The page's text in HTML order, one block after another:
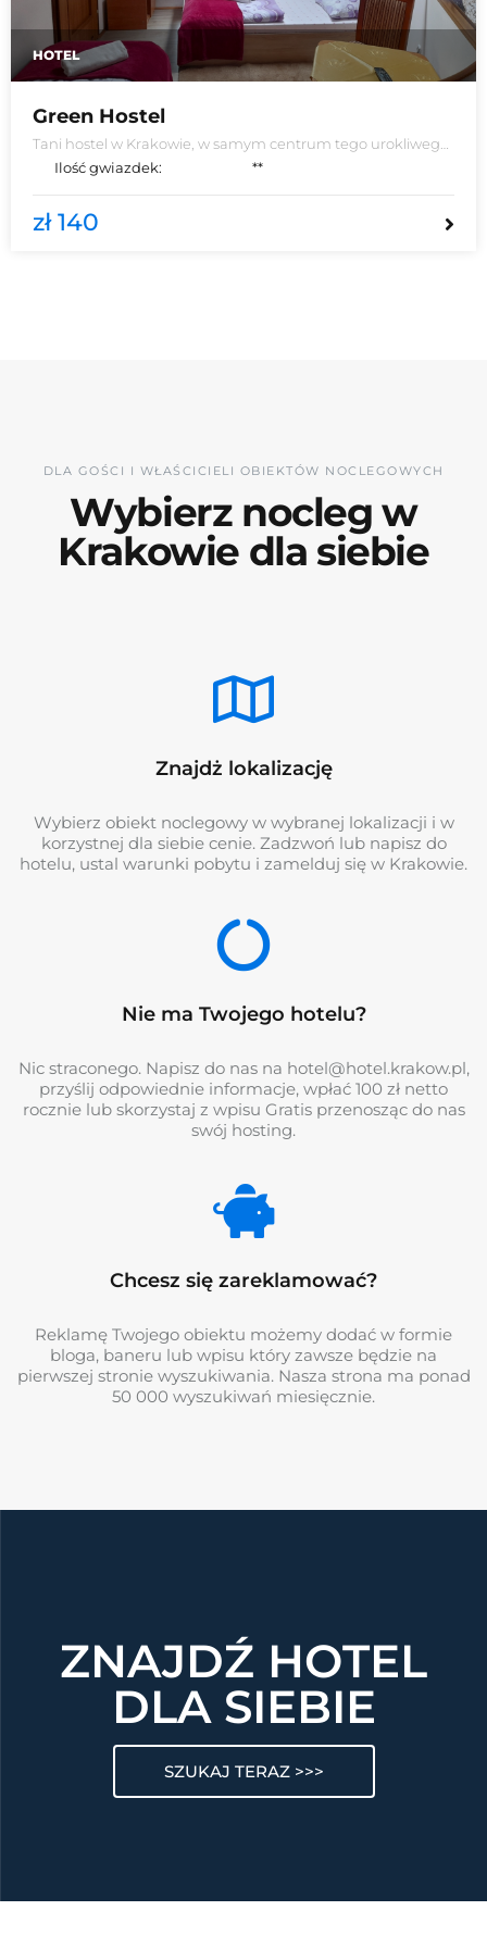
HOTEL
Green Hostel
Tani hostel w Krakowie, w samym centrum tego urokliwego
miasta. Zlokalizowany w zabytkowej kamienicy w samym
centrum Krakowa, na Kazimierzu.
Ilość gwiazdek: **
zł 140
DLA GOŚCI I WŁAŚCICIELI OBIEKTÓW NOCLEGOWYCH
Wybierz nocleg w
Krakowie dla siebie
Znajdż lokalizację
Wybierz obiekt noclegowy w wybranej lokalizacji i w
korzystnej dla siebie cenie. Zadzwoń lub napisz do
hotelu, ustal warunki pobytu i zamelduj się w Krakowie.
Nie ma Twojego hotelu?
Nic straconego. Napisz do nas na hotel@hotel.krakow.pl,
przyślij odpowiednie informacje, wpłać 100 zł netto
rocznie lub skorzystaj z wpisu Gratis przenosząc do nas
swój hosting.
Chcesz się zareklamować?
Reklamę Twojego obiektu możemy dodać w formie
bloga, baneru lub wpisu który zawsze będzie na
pierwszej stronie wyszukiwania. Nasza strona ma ponad
50 000 wyszukiwań miesięcznie.
ZNAJDŹ HOTEL
DLA SIEBIE
SZUKAJ TERAZ >>>